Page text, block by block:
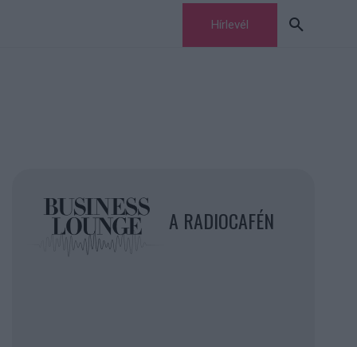
Hírlevél
A RADIOCAFÉN